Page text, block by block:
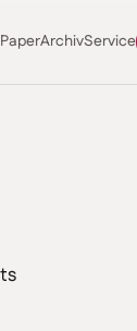
ArchivService